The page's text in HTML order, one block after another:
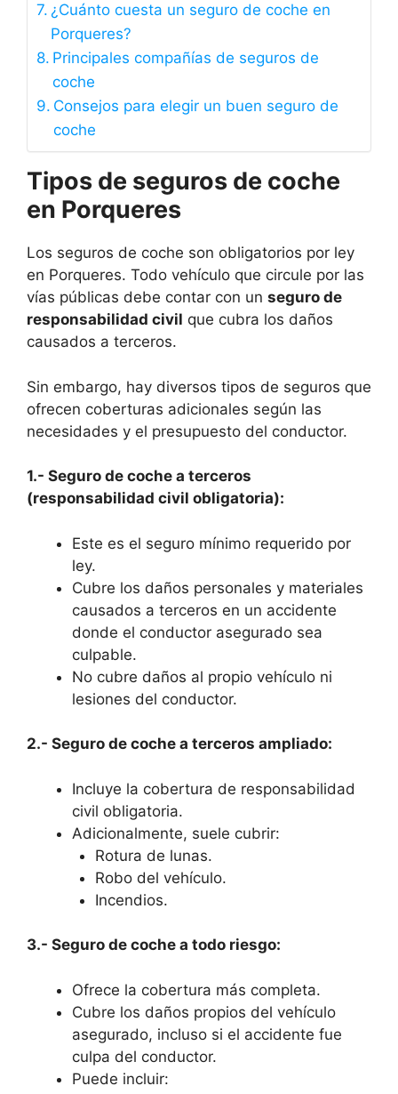
¿Cuánto cuesta un seguro de coche en
Porqueres?
Principales compañías de seguros de
coche
Consejos para elegir un buen seguro de
coche
Tipos de seguros de coche
en Porqueres
Los seguros de coche son obligatorios por ley
en Porqueres. Todo vehículo que circule por las
vías públicas debe contar con un seguro de
responsabilidad civil que cubra los daños
causados a terceros.
Sin embargo, hay diversos tipos de seguros que
ofrecen coberturas adicionales según las
necesidades y el presupuesto del conductor.
1.- Seguro de coche a terceros
(responsabilidad civil obligatoria):
Este es el seguro mínimo requerido por
ley.
Cubre los daños personales y materiales
causados a terceros en un accidente
donde el conductor asegurado sea
culpable.
No cubre daños al propio vehículo ni
lesiones del conductor.
2.- Seguro de coche a terceros ampliado:
Incluye la cobertura de responsabilidad
civil obligatoria.
Adicionalmente, suele cubrir:
Rotura de lunas.
Robo del vehículo.
Incendios.
3.- Seguro de coche a todo riesgo:
Ofrece la cobertura más completa.
Cubre los daños propios del vehículo
asegurado, incluso si el accidente fue
culpa del conductor.
Puede incluir: